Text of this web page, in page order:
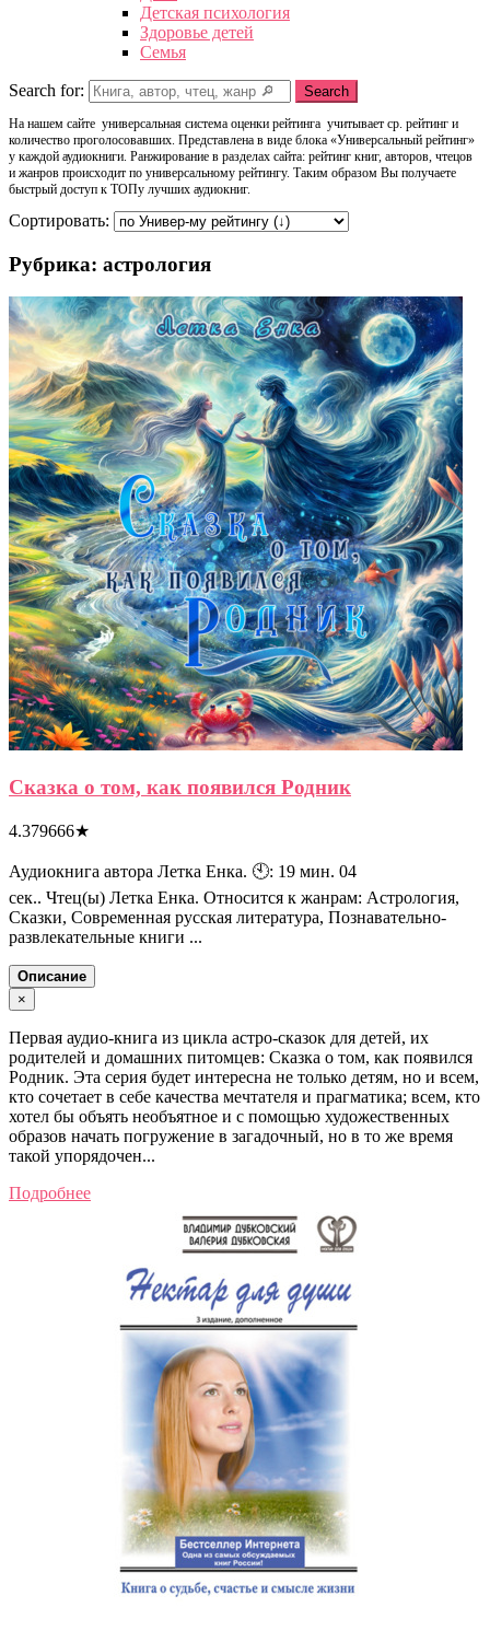
Детская психология
Здоровье детей
Семья
Search for: Search
На нашем сайте универсальная система оценки рейтинга учитывает ср. рейтинг и
количество проголосовавших. Представлена в виде блока «Универсальный рейтинг»
у каждой аудиокниги. Ранжирование в разделах сайта: рейтинг книг, авторов, чтецов
и жанров происходит по универсальному рейтингу. Таким образом Вы получаете
быстрый доступ к ТОПу лучших аудиокниг.
Сортировать:
Рубрика: астрология
Сказка о том, как появился Родник
4.379666★
Аудиокнига автора Летка Енка. 🕙: 19 мин. 04
сек.. Чтец(ы) Летка Енка. Относится к жанрам: Астрология,
Сказки, Современная русская литература, Познавательно-
развлекательные книги ...
Описание
×
Первая аудио-книга из цикла астро-сказок для детей, их
родителей и домашних питомцев: Сказка о том, как появился
Родник. Эта серия будет интересна не только детям, но и всем,
кто сочетает в себе качества мечтателя и прагматика; всем, кто
хотел бы объять необъятное и с помощью художественных
образов начать погружение в загадочный, но в то же время
такой упорядочен...
Подробнее